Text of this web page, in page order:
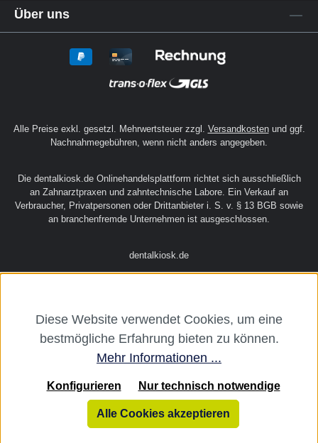
Über uns
Alle Preise exkl. gesetzl. Mehrwertsteuer zzgl. Versandkostenund ggf.
Nachnahmegebühren, wenn nicht anders angegeben.
Die dentalkiosk.de Onlinehandelsplattform richtet sich ausschließlich
an Zahnarztpraxen und zahntechnische Labore. Ein Verkauf an
Verbraucher, Privatpersonen oder Drittanbieter i. S. v. § 13 BGB sowie
an branchenfremde Unternehmen ist ausgeschlossen.
dentalkiosk.de
Diese Website verwendet Cookies, um eine
bestmögliche Erfahrung bieten zu können.
Mehr Informationen ...
Nur technisch notwendige
Konfigurieren
Alle Cookies akzeptieren